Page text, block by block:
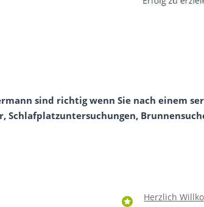
sind richtig wenn Sie nach einem
Schlafplatzuntersuchungen,
Herzlich